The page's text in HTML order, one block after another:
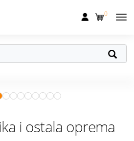
0
za
i ostala oprema